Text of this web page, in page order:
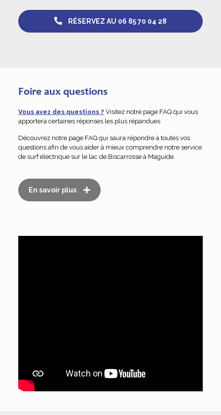
RÉSERVEZ AU 06 85 70 04 28
Foire aux questions
Vous avez des questions ? Visitez notre page FAQ qui vous
apportera certaines réponses les plus répandues
Découvrez notre page FAQ qui saura répondre à toutes vos
questions afin de vous aider à mieux comprendre notre service
de surf électrique sur le lac de Biscarrosse à Maguide.
En savoir plus